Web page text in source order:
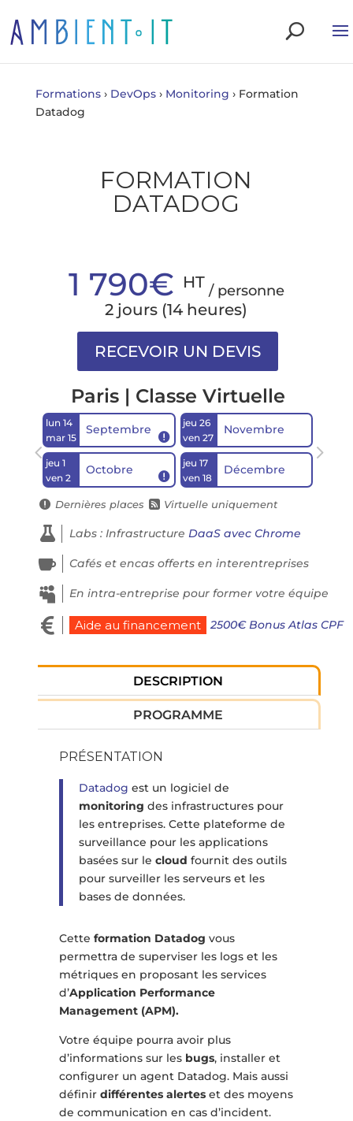
Formations › DevOps › Monitoring › Formation
Datadog
FORMATION
DATADOG
1 790€ HT / personne
2 jours (14 heures)
Paris | Classe Virtuelle
lun 14
mar 15
Septembre

jeu 1
ven 2
Octobre

jeu 26
ven 27
Novembre
jeu 17
ven 18
Décembre
 Dernières places  Virtuelle uniquement
 Labs : Infrastructure DaaS avec Chrome
 Cafés et encas offerts en interentreprises
 En intra-entreprise pour former votre équipe
 Aide au financement 2500€ Bonus Atlas CPF
DESCRIPTION
PROGRAMME
PRÉSENTATION
Datadog est un logiciel de
monitoring des infrastructures pour
les entreprises. Cette plateforme de
surveillance pour les applications
basées sur le cloud fournit des outils
pour surveiller les serveurs et les
bases de données.
Cette formation Datadog vous
permettra de superviser les logs et les
métriques en proposant les services
d’Application Performance
Management (APM).
Votre équipe pourra avoir plus
d’informations sur les bugs, installer et
configurer un agent Datadog. Mais aussi
définir différentes alerteset des moyens
de communication en cas d’incident.